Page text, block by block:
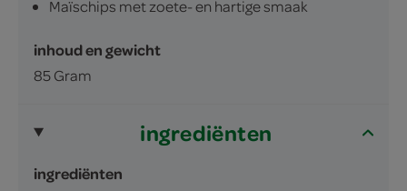
Maïschips met zoete- en hartige smaak
inhoud en gewicht
85 Gram
ingrediënten
ingrediënten